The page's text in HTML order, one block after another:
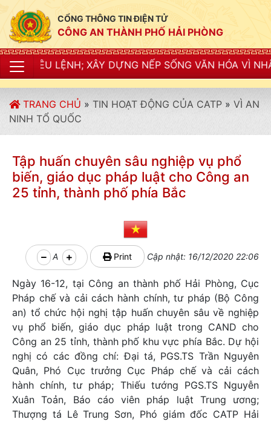
CỔNG THÔNG TIN ĐIỆN TỬ
CÔNG AN THÀNH PHỐ HẢI PHÒNG
DỰNG NẾP SỐNG VĂN HÓA VÌ NHÂN DÂN PHỤC VỤ"
TRANG CHỦ » TIN HOẠT ĐỘNG CỦA CATP » VÌ AN
NINH TỔ QUỐC
Tập huấn chuyên sâu nghiệp vụ phổ
biến, giáo dục pháp luật cho Công an
25 tỉnh, thành phố phía Bắc
A Print Cập nhật: 16/12/2020 22:06
Ngày 16-12, tại Công an thành phố Hải Phòng, Cục
Pháp chế và cải cách hành chính, tư pháp (Bộ Công
an) tổ chức hội nghị tập huấn chuyên sâu về nghiệp
vụ phổ biến, giáo dục pháp luật trong CAND cho
Công an 25 tỉnh, thành phố khu vực phía Bắc. Dự hội
nghị có các đồng chí: Đại tá, PGS.TS Trần Nguyên
Quân, Phó Cục trưởng Cục Pháp chế và cải cách
hành chính, tư pháp; Thiếu tướng PGS.TS Nguyễn
Xuân Toản, Báo cáo viên pháp luật Trung ương;
Thượng tá Lê Trung Sơn, Phó giám đốc CATP Hải